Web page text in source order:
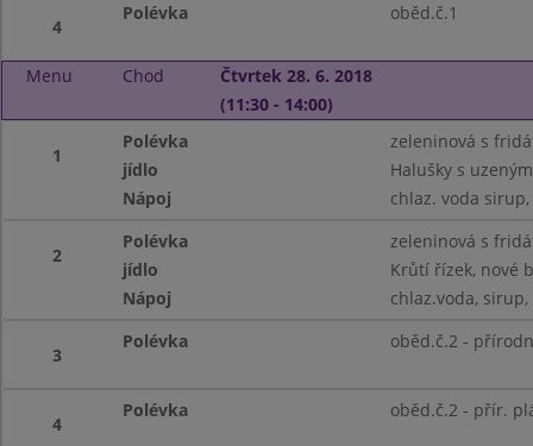
4
Polévka oběd.č.1
Menu Chod
Čtvrtek 28. 6. 2018
(11:30 - 14:00)
1
Polévka
zeleninová s
jídlo
Halušky s
Nápoj
chlaz. voda sirup,
2
Polévka
zeleninová s
jídlo
Krůtí řízek, nové
Nápoj
chlaz.voda, sirup,
3
Polévka oběd.č.2 -
4
Polévka oběd.č.2 - přír.